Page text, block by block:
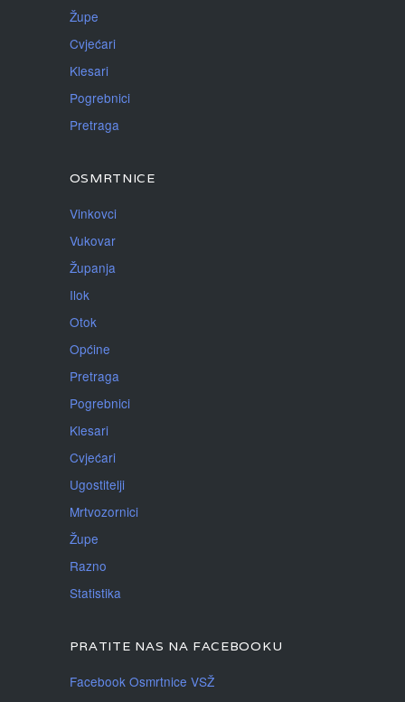
Župe
Cvjećari
Klesari
Pogrebnici
Pretraga
OSMRTNICE
Vinkovci
Vukovar
Županja
Ilok
Otok
Općine
Pretraga
Pogrebnici
Klesari
Cvjećari
Ugostitelji
Mrtvozornici
Župe
Razno
Statistika
PRATITE NAS NA FACEBOOKU
Facebook Osmrtnice VSŽ